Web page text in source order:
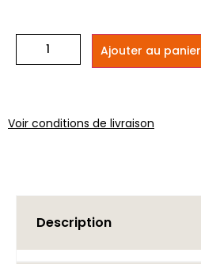
Ajouter au panier
Voir conditions de livraison
Description